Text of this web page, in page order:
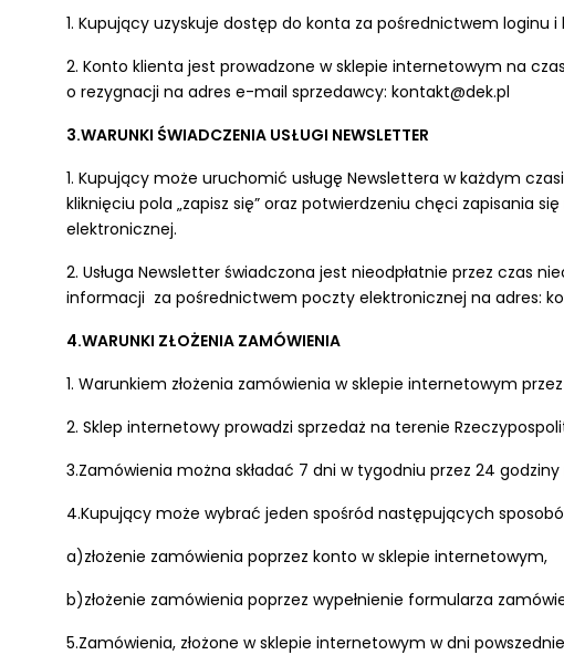
1. Kupujący uzyskuje dostęp do konta za pośrednictwem loginu
2. Konto klienta jest prowadzone w sklepie internetowym na
o rezygnacji na adres e-mail sprzedawcy: kontakt@dek.pl
3.WARUNKI ŚWIADCZENIA USŁUGI NEWSLETTER
1. Kupujący może uruchomić usługę Newslettera w każdym
kliknięciu pola „zapisz się” oraz potwierdzeniu chęci zapisania
elektronicznej.
2. Usługa Newsletter świadczona jest nieodpłatnie przez czas
informacji za pośrednictwem poczty elektronicznej na adres:
4.WARUNKI ZŁOŻENIA ZAMÓWIENIA
1. Warunkiem złożenia zamówienia w sklepie internetowym
2. Sklep internetowy prowadzi sprzedaż na terenie
3.Zamówienia można składać 7 dni w tygodniu przez 24
4.Kupujący może wybrać jeden spośród następujących
a)złożenie zamówienia poprzez konto w sklepie internetowym,
b)złożenie zamówienia poprzez wypełnienie formularza
5.Zamówienia, złożone w sklepie internetowym w dni